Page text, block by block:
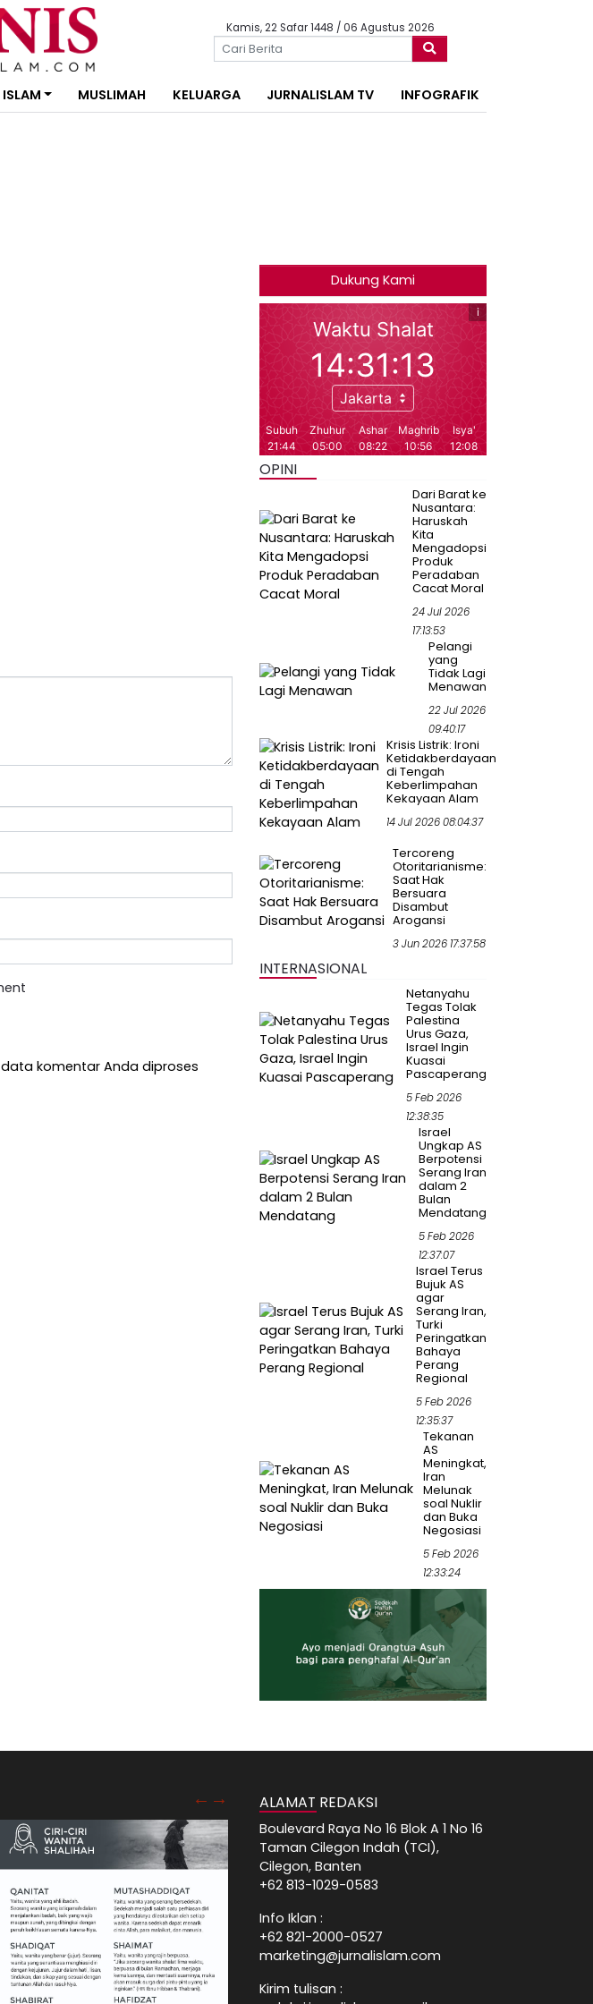
Kamis, 22 Safar 1448 / 06 Agustus 2026
MUSLIMAH KELUARGA JURNALISLAM TV INFOGRAFIK
komentar Anda diproses
Dukung Kami
OPINI
Dari Barat ke
Nusantara:
Haruskah
Kita
Mengadopsi
Produk
Peradaban
Cacat Moral
24 Jul 2026
17:13:53
Pelangi
yang
Tidak Lagi
Menawan
22 Jul 2026
09:40:17
Krisis Listrik: Ironi
Ketidakberdayaan
di Tengah
Keberlimpahan
Kekayaan Alam
14 Jul 2026 08:04:37
Tercoreng
Otoritarianisme:
Saat Hak
Bersuara
Disambut
Arogansi
3 Jun 2026 17:37:58
INTERNASIONAL
Netanyahu
Tegas Tolak
Palestina
Urus Gaza,
Israel Ingin
Kuasai
Pascaperang
5 Feb 2026
12:38:35
Israel
Ungkap AS
Berpotensi
Serang Iran
dalam 2
Bulan
Mendatang
5 Feb 2026
12:37:07
Israel Terus
Bujuk AS
agar
Serang Iran,
Turki
Peringatkan
Bahaya
Perang
Regional
5 Feb 2026
12:35:37
Tekanan
AS
Meningkat,
Iran
Melunak
soal Nuklir
dan Buka
Negosiasi
5 Feb 2026
12:33:24
ALAMAT REDAKSI
Boulevard Raya No 16 Blok A 1 No 16
Taman Cilegon Indah (TCI),
Cilegon, Banten
+62 813-1029-0583
Info Iklan :
+62 821-2000-0527
marketing@jurnalislam.com
Kirim tulisan :